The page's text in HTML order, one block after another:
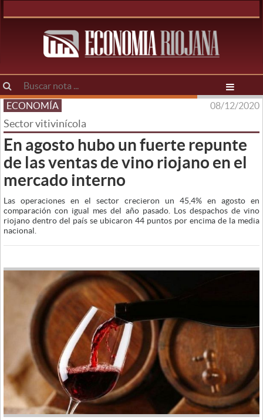
ECONOMÍA 08/12/2020
Sector vitivinícola
En agosto hubo un fuerte repunte
de las ventas de vino riojano en el
mercado interno
Las operaciones en el sector crecieron un 45,4% en agosto en
comparación con igual mes del año pasado. Los despachos de vino
riojano dentro del país se ubicaron 44 puntos por encima de la media
nacional.